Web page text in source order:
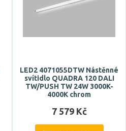
LED2 4071055DTW Nástěnné
svítidlo QUADRA 120 DALI
TW/PUSH TW 24W 3000K-
4000K chrom
7 579 Kč